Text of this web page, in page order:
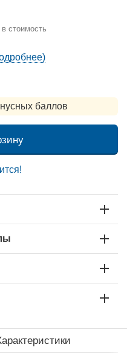
стоимость
баллов